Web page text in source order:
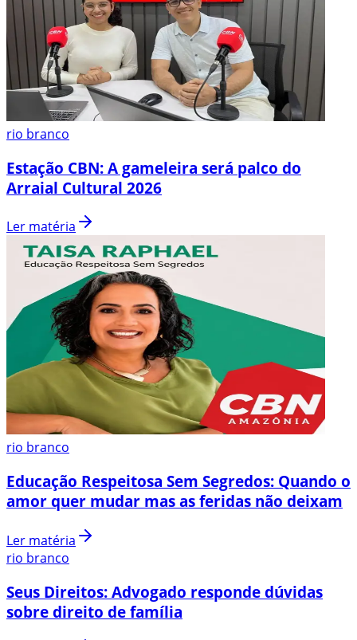
rio branco
Estação CBN: A gameleira será palco do
Arraial Cultural 2026
Ler matéria
rio branco
Educação Respeitosa Sem Segredos: Quando o
amor quer mudar mas as feridas não deixam
Ler matéria
rio branco
Seus Direitos: Advogado responde dúvidas
sobre direito de família